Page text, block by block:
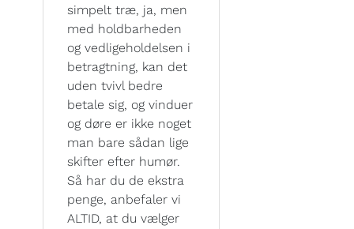
simpelt træ, ja, men
med holdbarheden
og vedligeholdelsen i
betragtning, kan det
uden tvivl bedre
betale sig, og vinduer
og døre er ikke noget
man bare sådan lige
skifter efter humør.
Så har du de ekstra
penge, anbefaler vi
ALTID, at du vælger